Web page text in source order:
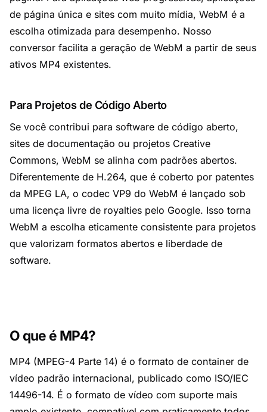
de página única e sites com muito mídia, WebM é a
escolha otimizada para desempenho. Nosso
conversor facilita a geração de WebM a partir de seus
ativos MP4 existentes.
Para Projetos de Código Aberto
Se você contribui para software de código aberto,
sites de documentação ou projetos Creative
Commons, WebM se alinha com padrões abertos.
Diferentemente de H.264, que é coberto por patentes
da MPEG LA, o codec VP9 do WebM é lançado sob
uma licença livre de royalties pelo Google. Isso torna
WebM a escolha eticamente consistente para projetos
que valorizam formatos abertos e liberdade de
software.
O que é MP4?
MP4 (MPEG-4 Parte 14) é o formato de container de
vídeo padrão internacional, publicado como ISO/IEC
14496-14. É o formato de vídeo com suporte mais